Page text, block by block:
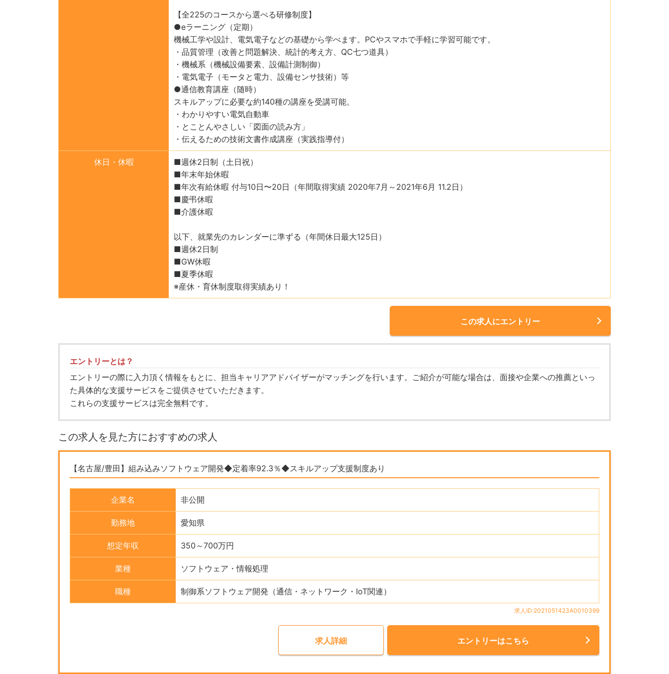
【全225のコースから選べる研修制度】
●eラーニング（定期）
機械工学や設計、電気電子などの基礎から学べます。PCやスマホで手軽に学習可能です。
・品質管理（改善と問題解決、統計的考え方、QC七つ道具）
・機械系（機械設備要素、設備計測制御）
・電気電子（モータと電力、設備センサ技術）等
●通信教育講座（随時）
スキルアップに必要な約140種の講座を受講可能。
・わかりやすい電気自動車
・とことんやさしい「図面の読み方」
・伝えるための技術文書作成講座（実践指導付）
休日・休暇
■週休2日制（土日祝）
■年末年始休暇
■年次有給休暇 付与10日〜20日（年間取得実績 2020年7月～2021年6月 11.2日）
■慶弔休暇
■介護休暇
以下、就業先のカレンダーに準ずる（年間休日最大125日）
■週休2日制
■GW休暇
■夏季休暇
※産休・育休制度取得実績あり！
この求人にエントリー
エントリーとは？
エントリーの際に入力頂く情報をもとに、担当キャリアアドバイザーがマッチングを行います。ご紹介が可能な場合は、面接や企業への推薦といっ
た具体的な支援サービスをご提供させていただきます。
これらの支援サービスは完全無料です。
この求人を見た方におすすめの求人
【名古屋/豊田】組み込みソフトウェア開発◆定着率92.3％◆スキルアップ⽀援制度あり
企業名 非公開
勤務地 愛知県
想定年収 350～700万円
業種 ソフトウェア・情報処理
職種 制御系ソフトウェア開発（通信・ネットワーク・IoT関連）
求人ID:2021051423A0010399
求人詳細 エントリーはこちら